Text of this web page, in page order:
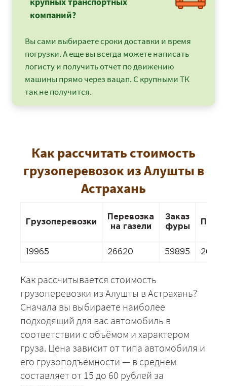
компаний?
Вы сами выбираете сроки доставки и время
погрузки. А еще вы всегда можете написать
логисту и получить отчет по движению
машины прямо через вацап. С крупными ТК
так не получится.
Как рассчитать стоимость
грузоперевозок из Алушты в
Астрахань
Грузоперевозки
Перевозка
на газели
Заказ
фуры
19965 26620 59895 26620
Как рассчитывается стоимость
грузоперевозки из Алушты в Астрахань?
Сначала вы выбираете наиболее
подходящий для вас автомобиль в
соответствии с объёмом и характером
груза. Цена зависит от типа автомобиля и
его грузоподъёмности — в среднем
составляет от 15 до 60 рублей за